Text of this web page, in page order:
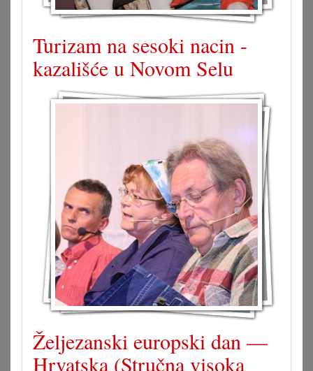
Turizam na sesoki nacin -
kazališće u Novom Selu
Željezanski europski dan —
Hrvatska (Stručna visoka